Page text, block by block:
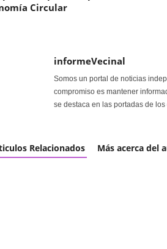
Circular
informeVecinal
Somos un portal de noticias
compromiso es mantener
se destaca en las portadas de
Relacionados Más acerca del